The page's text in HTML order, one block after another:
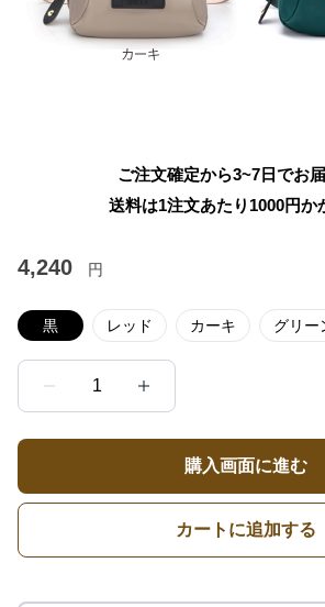
ご注文確定から3~7日でお
送料は1注文あたり 1000円か
4,240 円
黒 レッド カーキ グリー
1
購入画面に進む
カートに追加する